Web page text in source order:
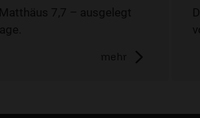
7,7 – ausgelegt
mehr